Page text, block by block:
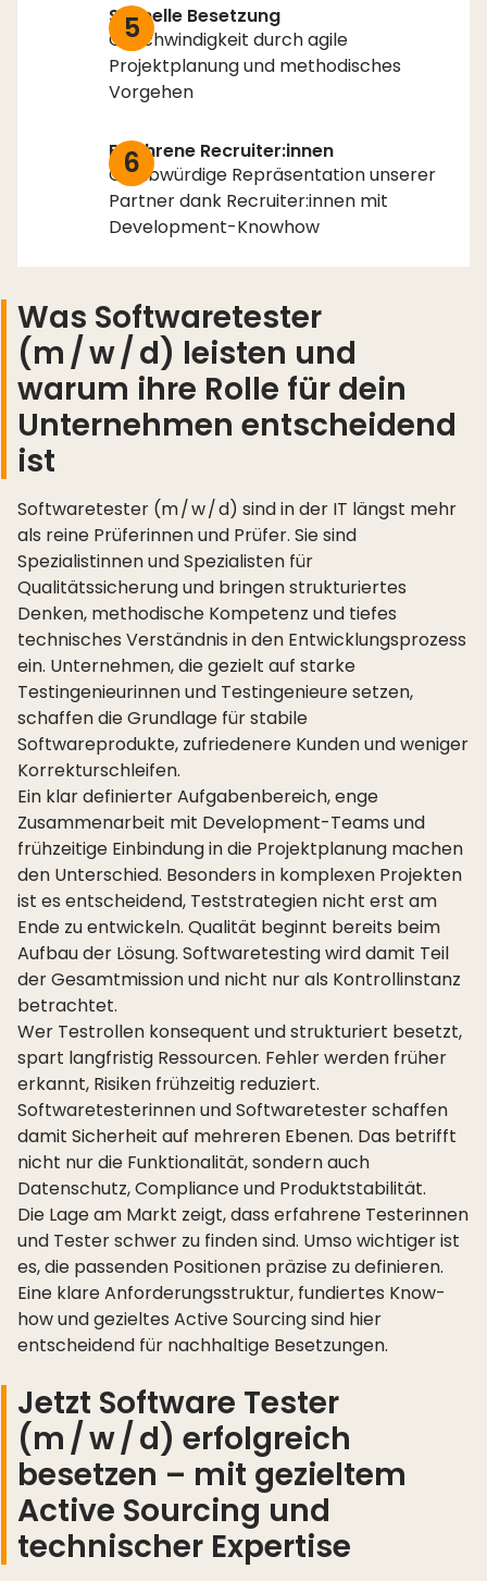
5
Schnelle Besetzung
Geschwindigkeit durch agile
Projektplanung und methodisches
Vorgehen
6
Erfahrene Recruiter:innen
Glaubwürdige Repräsentation unserer
Partner dank Recruiter:innen mit
Development-Knowhow
Was Softwaretester
(m / w / d) leisten und
warum ihre Rolle für dein
Unternehmen entscheidend
ist
Softwaretester (m / w / d) sind in der IT längst mehr
als reine Prüferinnen und Prüfer. Sie sind
Spezialistinnen und Spezialisten für
Qualitätssicherung und bringen strukturiertes
Denken, methodische Kompetenz und tiefes
technisches Verständnis in den Entwicklungsprozess
ein. Unternehmen, die gezielt auf starke
Testingenieurinnen und Testingenieure setzen,
schaffen die Grundlage für stabile
Softwareprodukte, zufriedenere Kunden und weniger
Korrekturschleifen.
Ein klar definierter Aufgabenbereich, enge
Zusammenarbeit mit Development-Teams und
frühzeitige Einbindung in die Projektplanung machen
den Unterschied. Besonders in komplexen Projekten
ist es entscheidend, Teststrategien nicht erst am
Ende zu entwickeln. Qualität beginnt bereits beim
Aufbau der Lösung. Softwaretesting wird damit Teil
der Gesamtmission und nicht nur als Kontrollinstanz
betrachtet.
Wer Testrollen konsequent und strukturiert besetzt,
spart langfristig Ressourcen. Fehler werden früher
erkannt, Risiken frühzeitig reduziert.
Softwaretesterinnen und Softwaretester schaffen
damit Sicherheit auf mehreren Ebenen. Das betrifft
nicht nur die Funktionalität, sondern auch
Datenschutz, Compliance und Produktstabilität.
Die Lage am Markt zeigt, dass erfahrene Testerinnen
und Tester schwer zu finden sind. Umso wichtiger ist
es, die passenden Positionen präzise zu definieren.
Eine klare Anforderungsstruktur, fundiertes Know-
how und gezieltes Active Sourcing sind hier
entscheidend für nachhaltige Besetzungen.
Jetzt Software Tester
(m / w / d) erfolgreich
besetzen – mit gezieltem
Active Sourcing und
technischer Expertise